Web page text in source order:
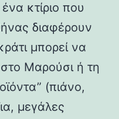
κτίριο που
διαφέρουν
μπορεί να
Μαρούσι ή τη
(πιάνο,
μεγάλες